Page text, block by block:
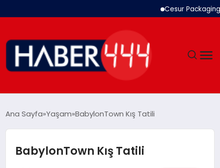
Cesur Packaging,
SIYASET
DÜNYA
Ana Sayfa Yaşam BabylonTown Kış Tatili
BabylonTown Kış Tatili